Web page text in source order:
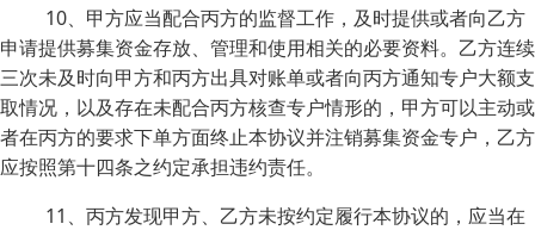
10、甲方应当配合丙方的监督工作，及时提供或者向乙方
申请提供募集资金存放、管理和使用相关的必要资料。乙方连续
三次未及时向甲方和丙方出具对账单或者向丙方通知专户大额支
取情况，以及存在未配合丙方核查专户情形的，甲方可以主动或
者在丙方的要求下单方面终止本协议并注销募集资金专户，乙方
应按照第十四条之约定承担违约责任。
11、丙方发现甲方、乙方未按约定履行本协议的，应当在